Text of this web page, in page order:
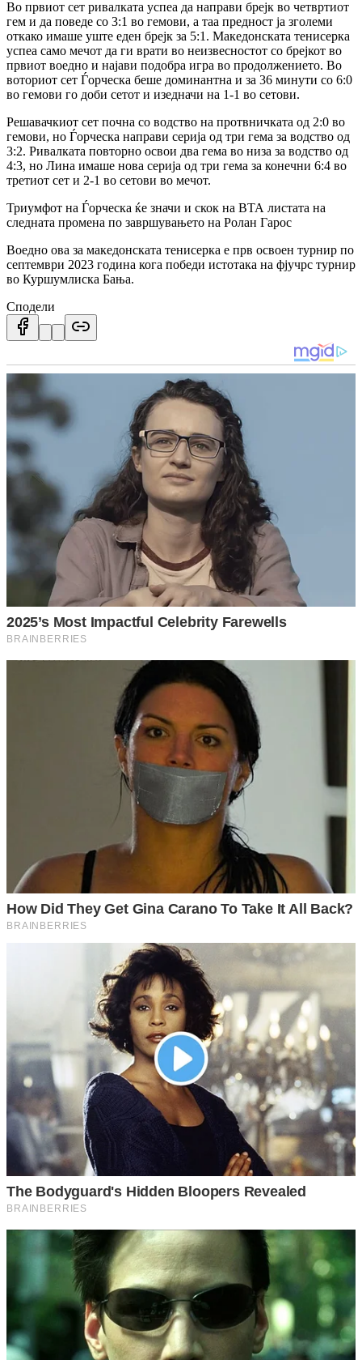
Во првиот сет ривалката успеа да направи брејк во четвртиот
гем и да поведе со 3:1 во гемови, а таа предност ја зголеми
откако имаше уште еден брејк за 5:1. Македонската тенисерка
успеа само мечот да ги врати во неизвесностот со брејкот во
првиот воедно и најави подобра игра во продолжението. Во
воториот сет Ѓорческа беше доминантна и за 36 минути со 6:0
во гемови го доби сетот и изедначи на 1-1 во сетови.
Решавачкиот сет почна со водство на протвничката од 2:0 во
гемови, но Ѓорческа направи серија од три гема за водство од
3:2. Ривалката повторно освои два гема во низа за водство од
4:3, но Лина имаше нова серија од три гема за конечни 6:4 во
третиот сет и 2-1 во сетови во мечот.
Триумфот на Ѓорческа ќе значи и скок на ВТА листата на
следната промена по завршувањето на Ролан Гарос
Воедно ова за македонската тенисерка е прв освоен турнир по
септември 2023 година кога победи истотака на фјучрс турнир
во Куршумлиска Бања.
Сподели